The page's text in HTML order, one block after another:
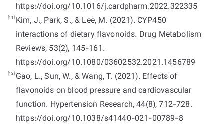
https://doi.org/10.1016/j.cardpharm.2022.322335
[11] Kim, J., Park, S., & Lee, M. (2021). CYP450
interactions of dietary flavonoids. Drug Metabolism
Reviews, 53(2), 145-161.
https://doi.org/10.1080/03602532.2021.1456789
[12] Gao, L., Sun, W., & Wang, T. (2021). Effects of
flavonoids on blood pressure and cardiovascular
function. Hypertension Research, 44(8), 712-728.
https://doi.org/10.1038/s41440-021-00789-8